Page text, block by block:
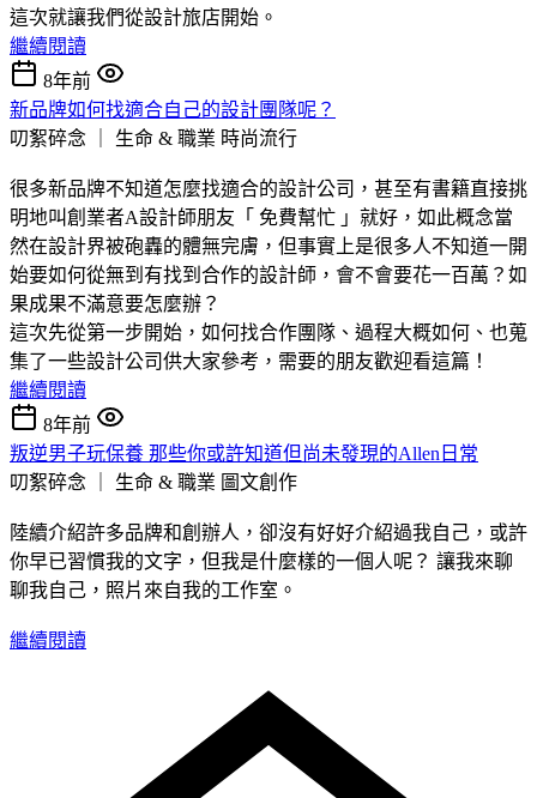
這次就讓我們從設計旅店開始。
繼續閱讀
8年前
新品牌如何找適合自己的設計團隊呢？
叨絮碎念 ｜ 生命 & 職業 時尚流行
很多新品牌不知道怎麼找適合的設計公司，甚至有書籍直接挑
明地叫創業者A設計師朋友「 免費幫忙 」就好，如此概念當
然在設計界被砲轟的體無完膚，但事實上是很多人不知道一開
始要如何從無到有找到合作的設計師，會不會要花一百萬？如
果成果不滿意要怎麼辦？
這次先從第一步開始，如何找合作團隊、過程大概如何、也蒐
集了一些設計公司供大家參考，需要的朋友歡迎看這篇！
繼續閱讀
8年前
叛逆男子玩保養 那些你或許知道但尚未發現的Allen日常
叨絮碎念 ｜ 生命 & 職業 圖文創作
陸續介紹許多品牌和創辦人，卻沒有好好介紹過我自己，或許
你早已習慣我的文字，但我是什麼樣的一個人呢？ 讓我來聊
聊我自己，照片來自我的工作室。
繼續閱讀